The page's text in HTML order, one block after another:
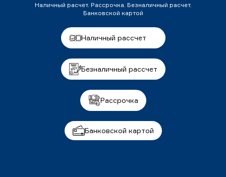
Наличный расчет. Рассрочка. Безналичный расчет.
Банковской картой
Наличный рассчет
Безналичный рассчет
Рассрочка
Банковской картой